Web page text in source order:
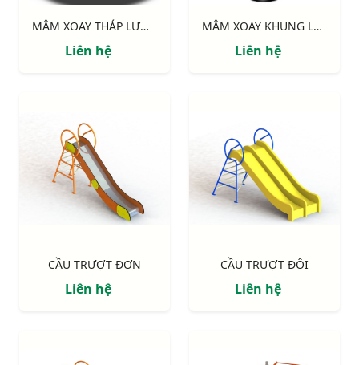
MÂM XOAY THÁP LƯỚI NIK734445T
Liên hệ
MÂM XOAY KHUNG LƯỚI NIK734445L
Liên hệ
CẦU TRƯỢT ĐƠN
Liên hệ
CẦU TRƯỢT ĐÔI
Liên hệ